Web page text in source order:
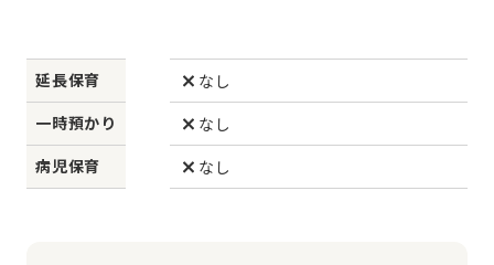
延長保育
なし
一時預かり
なし
病児保育
なし